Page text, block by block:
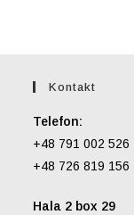
Kontakt
Telefon:
+48 791 002 526
+48 726 819 156
Hala 2 box 29